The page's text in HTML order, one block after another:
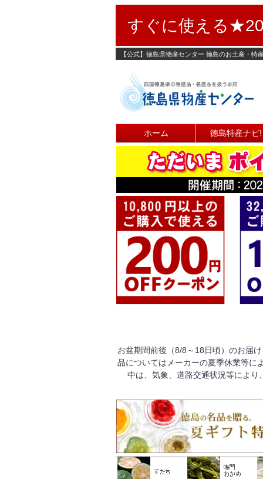
すぐに使える
【公式】徳島県物産センター 徳島のお土産・特
ホーム 徳島特産ナビ!
お盆期間前後（8/8～18日頃）のお届
品についてはメーカーの夏季休業等に
中は、気象、道路交通状況等によ